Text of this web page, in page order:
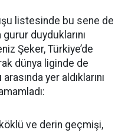
listesinde bu sene de
duyduklarını
Şeker, Türkiye’de
dünya liginde de
yer aldıklarını
ve derin geçmişi,